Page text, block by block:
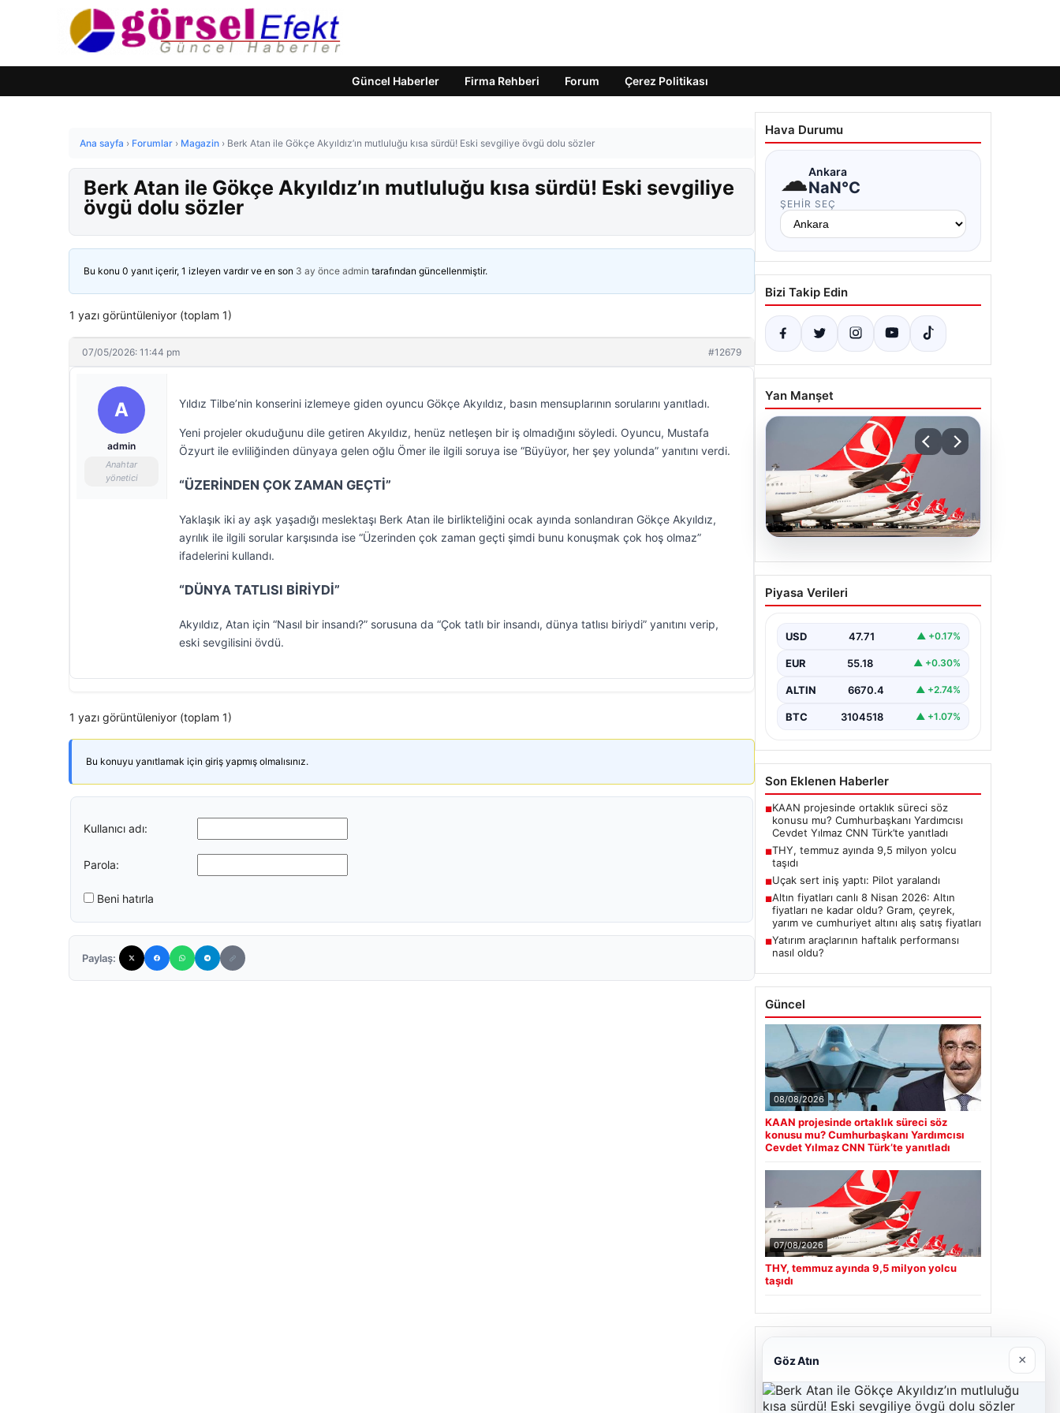
Güncel Haberler Firma Rehberi Forum Çerez Politikası
Ana sayfa › Forumlar › Magazin › Berk Atan ile Gökçe Akyıldız’ın mutluluğu kısa sürdü! Eski sevgiliye övgü dolu sözler
Berk Atan ile Gökçe Akyıldız’ın mutluluğu kısa sürdü! Eski sevgiliye
övgü dolu sözler
Bu konu 0 yanıt içerir, 1 izleyen vardır ve en son 3 ay önce admin tarafından güncellenmiştir.
1 yazı görüntüleniyor (toplam 1)
07/05/2026: 11:44 pm #12679
A
admin
Anahtar
yönetici
Yıldız Tilbe’nin konserini izlemeye giden oyuncu Gökçe Akyıldız, basın mensuplarının sorularını yanıtladı.
Yeni projeler okuduğunu dile getiren Akyıldız, henüz netleşen bir iş olmadığını söyledi. Oyuncu, Mustafa
Özyurt ile evliliğinden dünyaya gelen oğlu Ömer ile ilgili soruya ise “Büyüyor, her şey yolunda” yanıtını verdi.
“ÜZERİNDEN ÇOK ZAMAN GEÇTİ”
Yaklaşık iki ay aşk yaşadığı meslektaşı Berk Atan ile birlikteliğini ocak ayında sonlandıran Gökçe Akyıldız,
ayrılık ile ilgili sorular karşısında ise “Üzerinden çok zaman geçti şimdi bunu konuşmak çok hoş olmaz”
ifadelerini kullandı.
“DÜNYA TATLISI BİRİYDİ”
Akyıldız, Atan için “Nasıl bir insandı?” sorusuna da “Çok tatlı bir insandı, dünya tatlısı biriydi” yanıtını verip,
eski sevgilisini övdü.
1 yazı görüntüleniyor (toplam 1)
Bu konuyu yanıtlamak için giriş yapmış olmalısınız.
Kullanıcı adı:
Parola:
Beni hatırla
Paylaş:
Hava Durumu
☁Ankara
NaN°C
ŞEHIR SEÇ
Bizi Takip Edin
Yan Manşet
THY, temmuz ayında 9,5
milyon yolcu taşıdı
Piyasa Verileri
USD 47.71 ▲ +0.17%
EUR 55.18 ▲ +0.30%
ALTIN 6670.4 ▲ +2.74%
BTC 3104518 ▲ +1.07%
Son Eklenen Haberler
■KAAN projesinde ortaklık süreci söz
konusu mu? Cumhurbaşkanı Yardımcısı
Cevdet Yılmaz CNN Türk’te yanıtladı
■THY, temmuz ayında 9,5 milyon yolcu
taşıdı
■Uçak sert iniş yaptı: Pilot yaralandı
■Altın fiyatları canlı 8 Nisan 2026: Altın
fiyatları ne kadar oldu? Gram, çeyrek,
yarım ve cumhuriyet altını alış satış fiyatları
■Yatırım araçlarının haftalık performansı
nasıl oldu?
Güncel
08/08/2026
KAAN projesinde ortaklık süreci söz
konusu mu? Cumhurbaşkanı Yardımcısı
Cevdet Yılmaz CNN Türk’te yanıtladı
07/08/2026
THY, temmuz ayında 9,5 milyon yolcu
taşıdı
Hastaş Beton
26/05/2026
Göz Atın ×